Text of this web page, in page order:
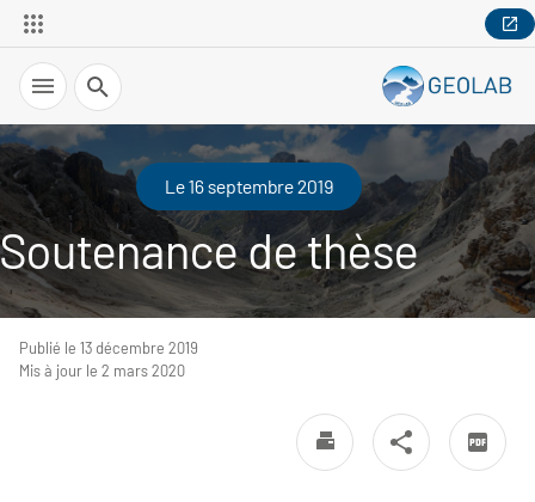
Recherche
Le 16 septembre 2019
Soutenance de thèse
Publié le 13 décembre 2019
Mis à jour le 2 mars 2020